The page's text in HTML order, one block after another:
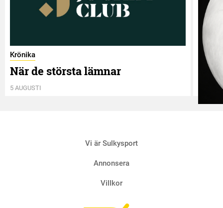
Krönika
När de största lämnar
5 AUGUSTI
Vi är Sulkysport
Annonsera
Villkor